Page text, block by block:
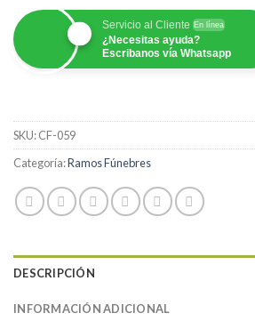
Servicio al Cliente En línea
¿Necesitas ayuda?
Escribanos vía Whatsapp
SKU:CF-059
Categoría:Ramos Fúnebres
DESCRIPCIÓN
INFORMACIÓN ADICIONAL